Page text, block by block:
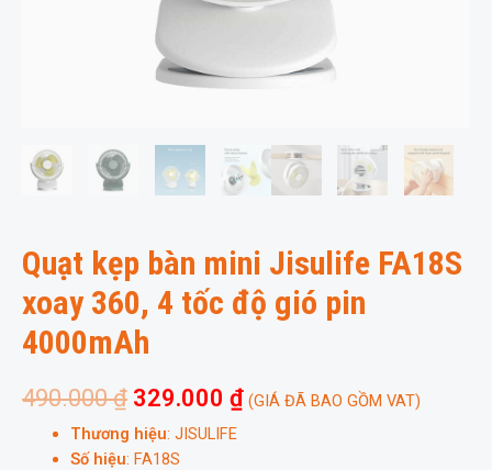
Quạt kẹp bàn mini Jisulife FA18S
xoay 360, 4 tốc độ gió pin
4000mAh
490.000₫ 329.000 ₫ (GIÁ ĐÃ BAO GỒM VAT)
Thương hiệu: JISULIFE
Số hiệu: FA18S